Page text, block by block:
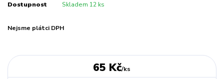
Dostupnost Skladem 12 ks
Nejsme plátci DPH
65 Kč/ks